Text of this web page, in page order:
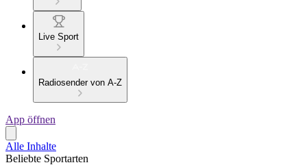
Live Sport
Radiosender von A-Z
App öffnen
Alle Inhalte
Beliebte Sportarten